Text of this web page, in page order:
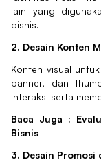
lain yang
bisnis.
2. Desain Konten
Konten visual
banner, dan
interaksi serta
Baca Juga :
Bisnis
3. Desain Promosi